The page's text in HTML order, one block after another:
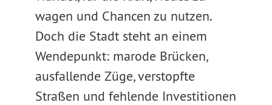
wagen und Chancen zu nutzen.
Doch die Stadt steht an einem
Wendepunkt: marode Brücken,
ausfallende Züge, verstopfte
Straßen und fehlende Investitionen